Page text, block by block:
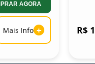
AGORA
Mais Info + R$